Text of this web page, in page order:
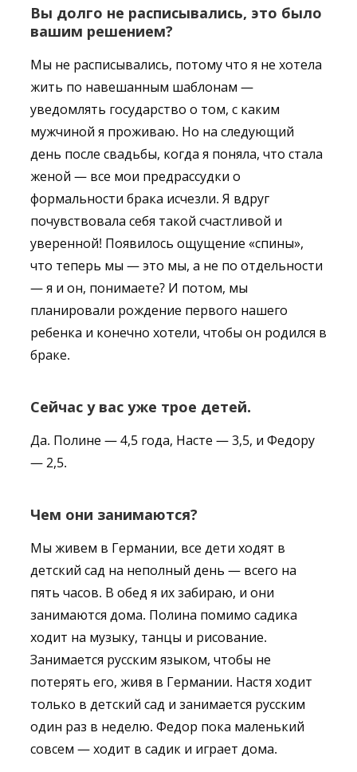
Вы долго не расписывались, это было
вашим решением?
Мы не расписывались, потому что я не хотела
жить по навешанным шаблонам —
уведомлять государство о том, с каким
мужчиной я проживаю. Но на следующий
день после свадьбы, когда я поняла, что стала
женой — все мои предрассудки о
формальности брака исчезли. Я вдруг
почувствовала себя такой счастливой и
уверенной! Появилось ощущение «спины»,
что теперь мы — это мы, а не по отдельности
— я и он, понимаете? И потом, мы
планировали рождение первого нашего
ребенка и конечно хотели, чтобы он родился в
браке.
Сейчас у вас уже трое детей.
Да. Полине — 4,5 года, Насте — 3,5, и Федору
— 2,5.
Чем они занимаются?
Мы живем в Германии, все дети ходят в
детский сад на неполный день — всего на
пять часов. В обед я их забираю, и они
занимаются дома. Полина помимо садика
ходит на музыку, танцы и рисование.
Занимается русским языком, чтобы не
потерять его, живя в Германии. Настя ходит
только в детский сад и занимается русским
один раз в неделю. Федор пока маленький
совсем — ходит в садик и играет дома.